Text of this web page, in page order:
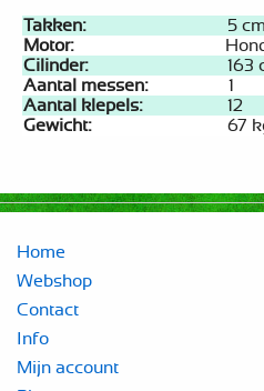
Takken:
5 cm
Motor:
Cilinder:
163
Aantal messen:
1
Aantal klepels:
12
Gewicht:
67
Home
Webshop
Contact
Info
Mijn account